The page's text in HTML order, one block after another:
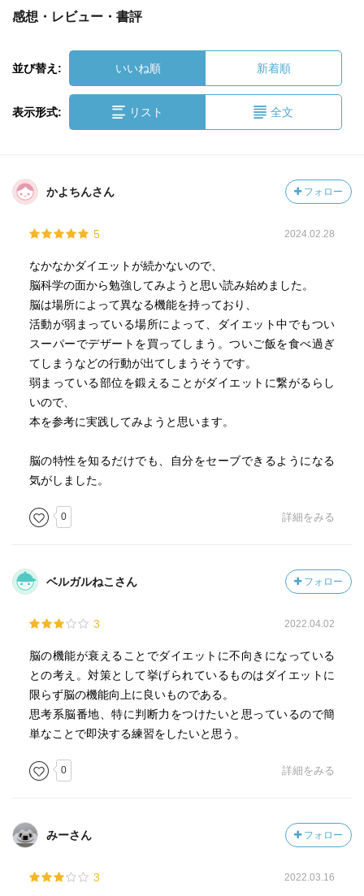
感想・レビュー・書評
並び替え: いいね順 新着順
表示形式: リスト 全文
かよちんさん フォロー
5 2024.02.28
なかなかダイエットが続かないので、
脳科学の面から勉強してみようと思い読み始めました。
脳は場所によって異なる機能を持っており、
活動が弱まっている場所によって、ダイエット中でもつい
スーパーでデザートを買ってしまう。ついご飯を食べ過ぎ
てしまうなどの行動が出てしまうそうです。
弱まっている部位を鍛えることがダイエットに繋がるらし
いので、
本を参考に実践してみようと思います。
脳の特性を知るだけでも、自分をセーブできるようになる
気がしました。
0 詳細をみる
ベルガルねこさん フォロー
3 2022.04.02
脳の機能が衰えることでダイエットに不向きになっている
との考え。対策として挙げられているものはダイエットに
限らず脳の機能向上に良いものである。
思考系脳番地、特に判断力をつけたいと思っているので簡
単なことで即決する練習をしたいと思う。
0 詳細をみる
みーさん フォロー
3 2022.03.16